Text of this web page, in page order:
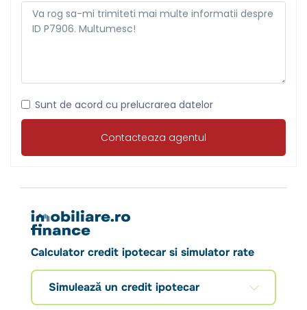
Sunt de acord cu prelucrarea datelor